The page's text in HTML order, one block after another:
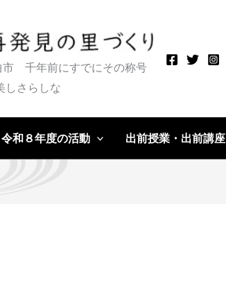
市 千年前にすでにその称号
しさらしな
令和８年度の活動 出前授業・出前講座